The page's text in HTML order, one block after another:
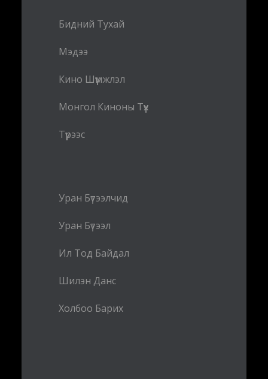
Бидний Тухай
Мэдээ
Кино Шүүмжлэл
Монгол Киноны Түүх
Түрээс
Уран Бүтээлчид
Уран Бүтээл
Ил Тод Байдал
Шилэн Данс
Холбоо Барих